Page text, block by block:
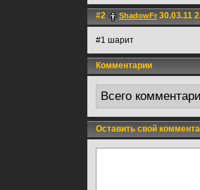
#2 ShadowFr 30.03.11
#1 шарит
Комментарии
Всего
Оставить свой